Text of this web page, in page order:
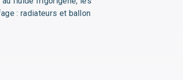
: radiateurs et ballon